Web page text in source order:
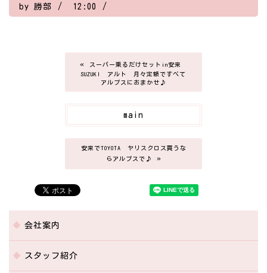
by 勝部 12:00
«
スーパー乗るだけセットin安来
SUZUKI アルト 月々定額ですべて
アルプスにおまかせ♪
main
安来でTOYOTA ヤリスクロス買うな
らアルプスで♪
»
会社案内
スタッフ紹介